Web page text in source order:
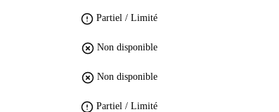
Partiel / Limité
Non disponible
Non disponible
Partiel / Limité